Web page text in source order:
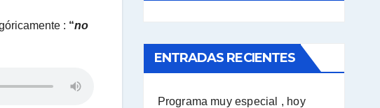
: “no
ENTRADAS RECIENTES
Programa muy especial , hoy